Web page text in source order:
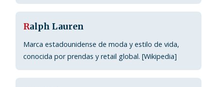
Ralph Lauren
Marca estadounidense de moda y estilo de vida,
conocida por prendas y retail global. [Wikipedia]